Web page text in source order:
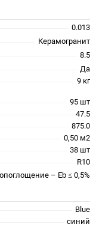
0.013
Керамогранит
8.5
Да
9 кг
95 шт
47.5
875.0
0,50 м2
38 шт
R10
– Eb ≤ 0,5%
Blue
синий